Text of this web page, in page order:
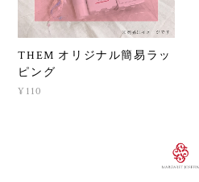
THEM オリジナル簡易ラッ
ピング
¥110